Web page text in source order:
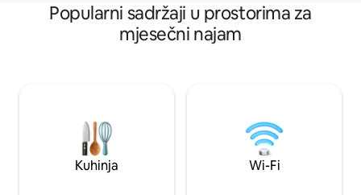
Popularni sadržaji u prostorima za
mjesečni najam
Kuhinja Wi-Fi